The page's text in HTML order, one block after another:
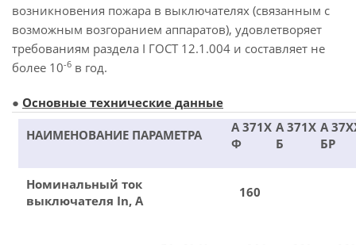
возникновения пожара в выключателях (связанным с
возможным возгоранием аппаратов), удовлетворяет
требованиям раздела I ГОСТ 12.1.004 и составляет не
более 10-6 в год.
● Основные технические данные
НАИМЕНОВАНИЕ ПАРАМЕТРА
А 371Х
Ф
А 371Х
Б
А
БР
Номинальный ток
выключателя In, A
160